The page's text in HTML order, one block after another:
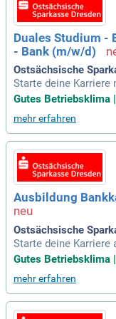
Duales Studium -
- Bank (m/w/d)
Ostsächsische
Starte deine Karriere
of Arts mit
zesse hast, bieten
ahren lernst du in
hiedenen Bereichen
ning ermöglicht dir
eine Ausbildung
er Kundenberatung
eil unseres
Finanzwirtschaft mit!
Gutes Betriebsklima
mehr erfahren
Ausbildung
Ostsächsische
Starte deine
hr 2027! Wenn du
ser
ittelt dir fundierte
Geschäftsfelder der
Gutes Betriebsklima
mehr erfahren